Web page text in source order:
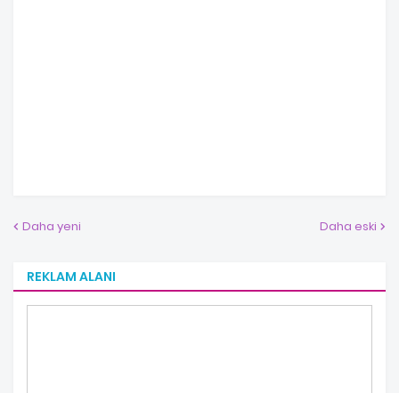
Daha yeni Daha eski
REKLAM ALANI